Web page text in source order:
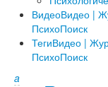
ВидеоВидео |
ПсихоПоиск
ТегиВидео |
ПсихоПоиск
a